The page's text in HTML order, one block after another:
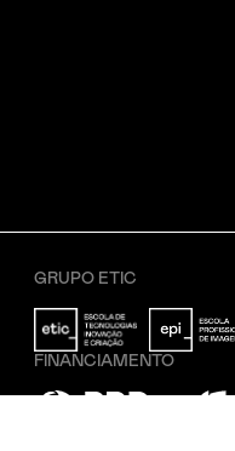
GRUPO ETIC
FINANCIAMENTO